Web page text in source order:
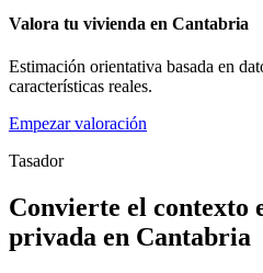
Valora tu vivienda en Cantabria
Estimación orientativa basada en
características reales.
Empezar valoración
Tasador
Convierte el contexto
privada en Cantabria